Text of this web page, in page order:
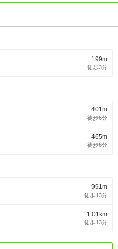
199m
徒歩3分
401m
徒歩6分
465m
徒歩6分
991m
徒歩13分
1.01km
徒歩13分